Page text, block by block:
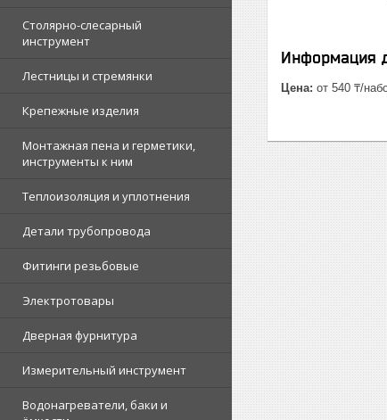
Столярно-слесарный
инструмент
Лестницы и стремянки
Крепежные изделия
Монтажная пена и герметики,
инструменты к ним
Теплоизоляция и уплотнения
Детали трубопровода
Фитинги резьбовые
Электротовары
Дверная фурнитура
Измерительный инструмент
Водонагреватели, баки и
Информация
Цена: от 540 ₸/